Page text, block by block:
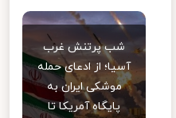
شب پرتنش غرب
آسیا؛ از ادعای حمله
موشکی ایران به
پایگاه آمریکا تا